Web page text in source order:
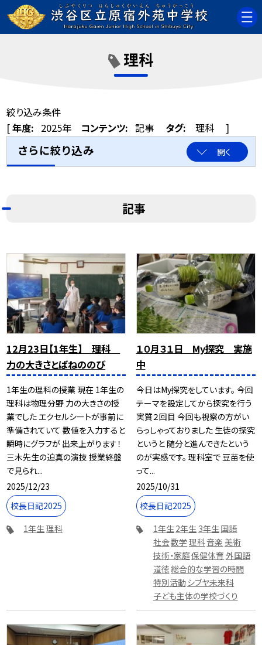
理科
絞り込み条件
[年度: 2025年 コンテンツ: 記事 タグ: 理科 ]
さらに絞り込み 開く
記事
12月23日【1年生】 理科
力の大きさとばねののび
1年生の理科の授業 現在 1年生の
理科は物理分野 力の大きさの授
業でした エクセルシートが事前に
準備されていて 数値を入力すると
瞬時にグラフが 出来上がります！
三木先生の迫真の演技 授業終盤
で見られ...
2025/12/23
校長日記2025
1年生理科
１０月３１日 My探究 実施
中
今日はMy探究をしています。 今回
テーマを設定してから探究を行う
実質２回目 今回も視察の方がい
らっしゃっておりました 生徒の探究
というと 随分と進んできたという
のが実感です。 理科室で 豆苗を使
って...
2025/10/31
校長日記2025
1年生2年生 3年生国語
社会数学 理科音楽 美術
技術・家庭保健体育 外国語
道徳総合的な学習の時間
特別活動シブヤ未来科
子ども主体の学校づくり